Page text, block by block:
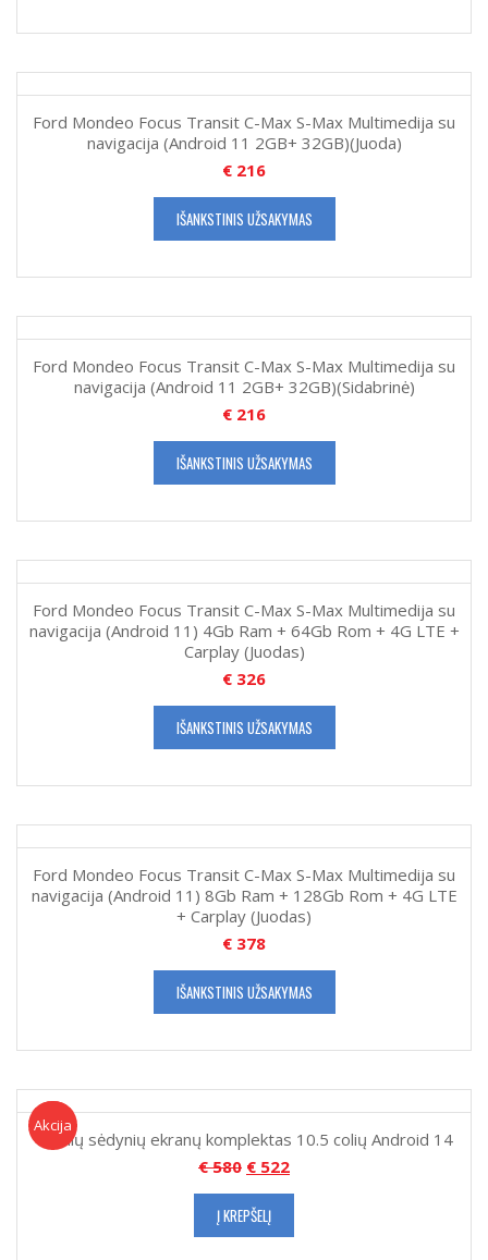
Ford Mondeo Focus Transit C-Max S-Max Multimedija su
navigacija (Android 11 2GB+ 32GB)(Juoda)
€ 216
IŠANKSTINIS UŽSAKYMAS
Ford Mondeo Focus Transit C-Max S-Max Multimedija su
navigacija (Android 11 2GB+ 32GB)(Sidabrinė)
€ 216
IŠANKSTINIS UŽSAKYMAS
Ford Mondeo Focus Transit C-Max S-Max Multimedija su
navigacija (Android 11) 4Gb Ram + 64Gb Rom + 4G LTE +
Carplay (Juodas)
€ 326
IŠANKSTINIS UŽSAKYMAS
Ford Mondeo Focus Transit C-Max S-Max Multimedija su
navigacija (Android 11) 8Gb Ram + 128Gb Rom + 4G LTE
+ Carplay (Juodas)
€ 378
IŠANKSTINIS UŽSAKYMAS
Akcija
Akcija!
Galinių sėdynių ekranų komplektas 10.5 colių Android 14
€580 € 522
Į KREPŠELĮ